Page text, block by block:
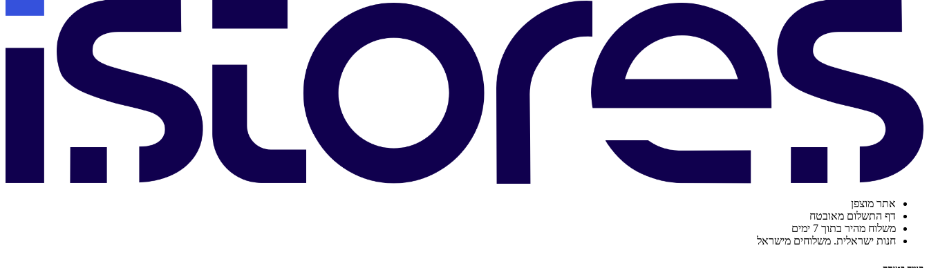
אתר מוצפן
דף התשלום מאובטח
משלוח מהיר בתוך 7 ימים
חנות ישראלית. משלוחים מישראל